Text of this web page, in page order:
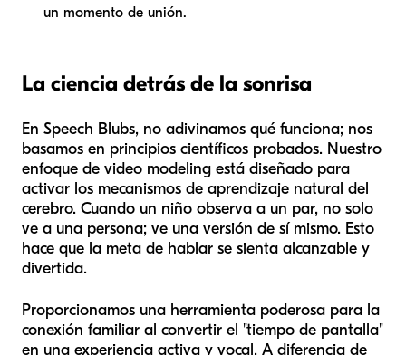
un momento de unión.
La ciencia detrás de la sonrisa
En Speech Blubs, no adivinamos qué funciona; nos
basamos en principios científicos probados. Nuestro
enfoque de video modeling está diseñado para
activar los mecanismos de aprendizaje natural del
cerebro. Cuando un niño observa a un par, no solo
ve a una persona; ve una versión de sí mismo. Esto
hace que la meta de hablar se sienta alcanzable y
divertida.
Proporcionamos una herramienta poderosa para la
conexión familiar al convertir el "tiempo de pantalla"
en una experiencia activa y vocal. A diferencia de